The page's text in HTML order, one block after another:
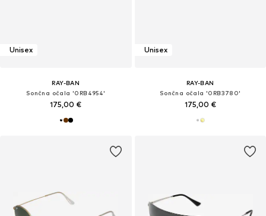
Unisex
RAY-BAN
Sončna očala '0RB4954'
175,00 €
Unisex
RAY-BAN
Sončna očala '0RB3780'
175,00 €